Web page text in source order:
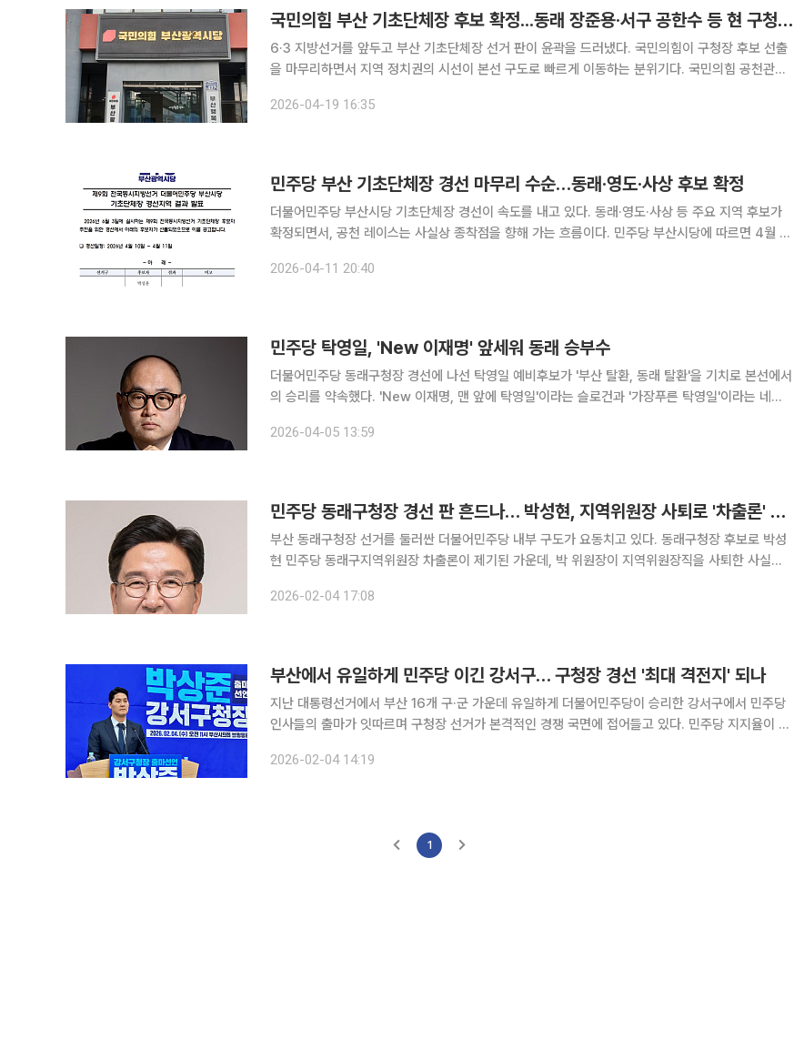
국민의힘 부산 기초단체장 후보 확정...동래 장준용·서구 공한수 등 현 구청장 확정
6·3 지방선거를 앞두고 부산 기초단체장 선거 판이 윤곽을 드러냈다. 국민의힘이 구청장 후보 선출
을 마무리하면서 지역 정치권의 시선이 본선 구도로 빠르게 이동하는 분위기다. 국민의힘 공천관리
래구청장 후보에 장준용 현 구청장, 해운대구청장 후보에 김성수 현
2026-04-19 16:35
민주당 부산 기초단체장 경선 마무리 수순…동래·영도·사상 후보 확정
더불어민주당 부산시당 기초단체장 경선이 속도를 내고 있다. 동래·영도·사상 등 주요 지역 후보가
확정되면서, 공천 레이스는 사실상 종착점을 향해 가는 흐름이다. 민주당 부산시당에 따르면 4월 10
승리했다. 영도구청장 경선에서는 김철훈 후보가 박성윤 후보
2026-04-11 20:40
민주당 탁영일, 'New 이재명' 앞세워 동래 승부수
더불어민주당 동래구청장 경선에 나선 탁영일 예비후보가 '부산 탈환, 동래 탈환'을 기치로 본선에서
의 승리를 약속했다. 'New 이재명, 맨 앞에 탁영일'이라는 슬로건과 '가장푸른 탁영일'이라는 네임
와의 일문일답. 출마의 변은 "부산 탈환, 동래 탈환을 통해
2026-04-05 13:59
민주당 동래구청장 경선 판 흔드나… 박성현, 지역위원장 사퇴로 '차출론' 현실화
부산 동래구청장 선거를 둘러싼 더불어민주당 내부 구도가 요동치고 있다. 동래구청장 후보로 박성
현 민주당 동래구지역위원장 차출론이 제기된 가운데, 박 위원장이 지역위원장직을 사퇴한 사실이
일 민주당 부산시당에 지역위원장 사퇴서를 제출했다. 민주당 당헌·당규에
2026-02-04 17:08
부산에서 유일하게 민주당 이긴 강서구… 구청장 경선 '최대 격전지' 되나
지난 대통령선거에서 부산 16개 구·군 가운데 유일하게 더불어민주당이 승리한 강서구에서 민주당
인사들의 출마가 잇따르며 구청장 선거가 본격적인 경쟁 국면에 접어들고 있다. 민주당 지지율이 부
이번 부산 지방선거에서 가장 치열한 승부처가 될 가능성이 크다는 관측이
2026-02-04 14:19
1